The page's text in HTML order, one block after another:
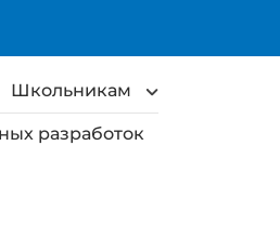
Школьникам
разработок